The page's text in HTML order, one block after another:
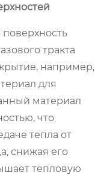
поверхность
тракта
например,
для
материал
что
тепла от
снижая его
тепловую